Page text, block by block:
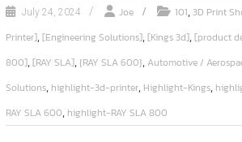
July 24, 2024 Joe 101,3D Print
Printer],[Engineering Solutions],[Kings 3d],[product
800],[RAY SLA],{RAY SLA 600}, Automotive /
Solutions, highlight-3d-printer, Highlight-Kings,
RAY SLA 600, highlight-RAY SLA 800